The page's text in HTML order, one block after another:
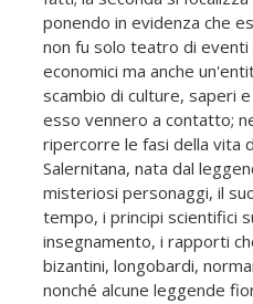
ponendo in evidenza che
non fu solo teatro di eventi
economici ma anche
scambio di culture, saperi
esso vennero a contatto;
ripercorre le fasi della vita
Salernitana, nata dal
misteriosi personaggi, il
tempo, i principi scientifici
insegnamento, i rapporti
bizantini, longobardi,
nonché alcune leggende